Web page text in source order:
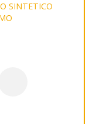
SINTETICO